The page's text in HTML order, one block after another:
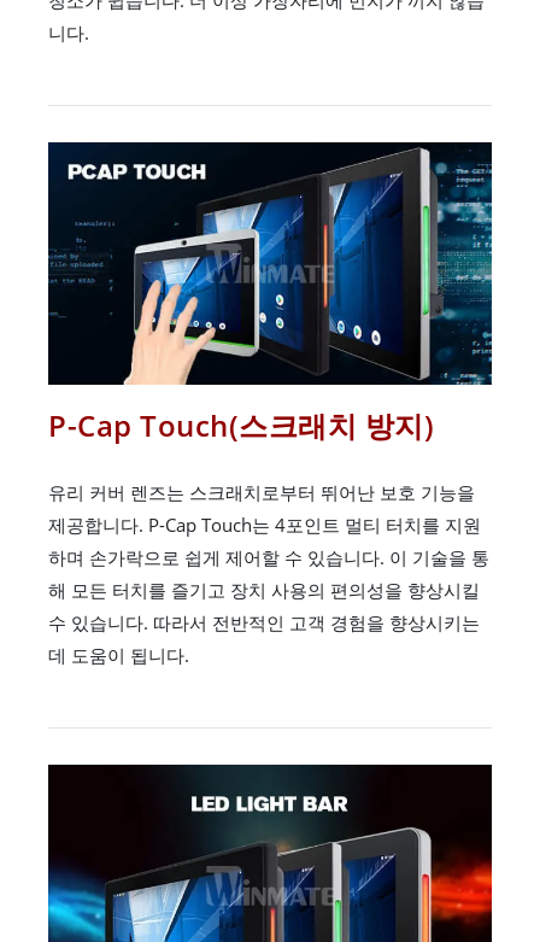
니다.
P-Cap Touch(스크래치 방지)
유리 커버 렌즈는 스크래치로부터 뛰어난 보호 기능을
제공합니다. P-Cap Touch는 4포인트 멀티 터치를 지원
하며 손가락으로 쉽게 제어할 수 있습니다. 이 기술을 통
해 모든 터치를 즐기고 장치 사용의 편의성을 향상시킬
수 있습니다. 따라서 전반적인 고객 경험을 향상시키는
데 도움이 됩니다.